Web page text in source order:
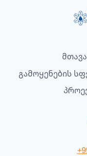
გამოყენების